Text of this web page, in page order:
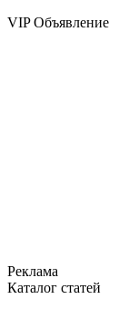
VIP Объявление
Реклама
Каталог статей